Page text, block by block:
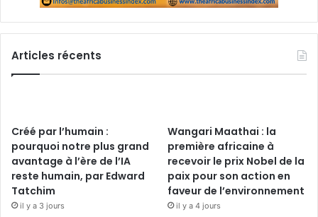
Articles récents
Créé par l’humain :
pourquoi notre plus grand
avantage à l’ère de l’IA
reste humain, par Edward
Tatchim
il y a 3 jours
Wangari Maathai : la
première africaine à
recevoir le prix Nobel de la
paix pour son action en
faveur de l’environnement
il y a 4 jours